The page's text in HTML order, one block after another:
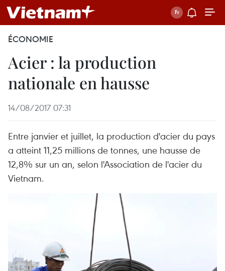
ÉCONOMIE
Acier : la production
nationale en hausse
14/08/2017 07:31
Entre janvier et juillet, la production d'acier du pays
a atteint 11,25 millions de tonnes, une hausse de
12,8% sur un an, selon l'Association de l'acier du
Vietnam.